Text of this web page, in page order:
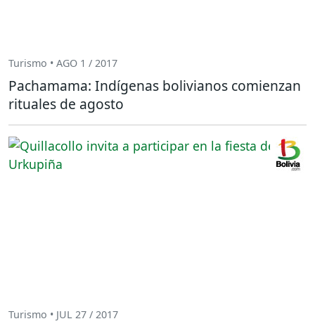
Turismo • AGO 1 / 2017
Pachamama: Indígenas bolivianos comienzan
rituales de agosto
Turismo • JUL 27 / 2017